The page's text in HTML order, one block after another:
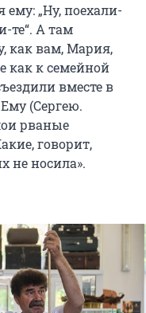
ему: „Ну, поехали-
те“. А там
как вам, Мария,
как к семейной
вместе в
(Сергею.
рваные
говорит,
не носила».